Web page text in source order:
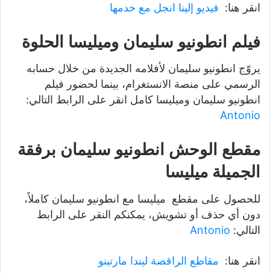
انقر هنا: فيديو إلينا انجل مع خدمها
فيلم انطونيو سليمان وميليسا الحلوة
يروّج انطونيو سليمان لأفلامه الجديدة من خلال حسابه
الرسمي على منصة الانستغرام، بينما لحضور فيلم
انطونيو سليمان وميليسا كامل انقر على الرابط التالي:
Antonio
مقطع الوحش انطونيو سليمان برفقة
الجميلة ميليسا
للحصول على مقطع ميليسا مع انطونيو سليمان كاملاً،
دون أي حذف أو تشويش، يمكنكم النقر على الرابط
التالي: Antonio
انقر هنا: مقاطع الراقصة ليندا مارتينو